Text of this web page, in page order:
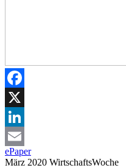
Facebook
X
LinkedIn
Email
ePaper
März 2020 WirtschaftsWoche